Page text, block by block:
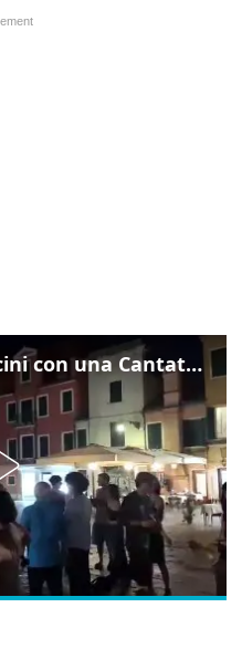
Venezia omaggia Guccini con una Cantata Anarchica in campo Santa Margherita